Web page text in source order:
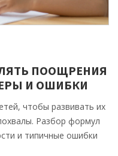
ПООЩРЕНИЯ
И ОШИБКИ
чтобы развивать их
Разбор формул
и типичные ошибки